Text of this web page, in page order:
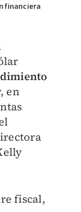
financiera
en
fiscal,